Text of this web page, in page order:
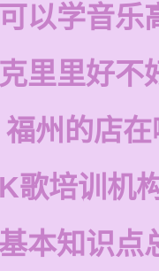
以学音乐
里里好不
州的店
歌培训机
本知识点